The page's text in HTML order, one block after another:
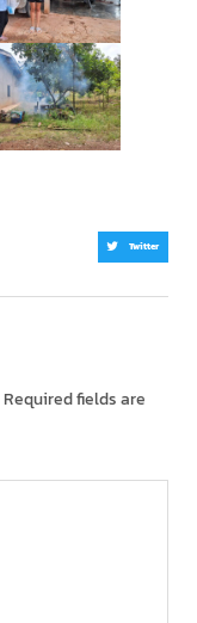
Twitter
Required fields are